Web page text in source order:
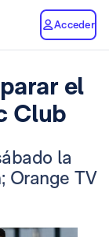
Acceder
el
Club
la
Orange TV